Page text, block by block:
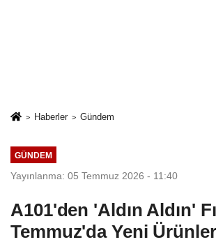
Haberler Gündem
GÜNDEM
Yayınlanma: 05 Temmuz 2026 - 11:40
A101'den 'Aldın Aldın'
Temmuz'da Yeni